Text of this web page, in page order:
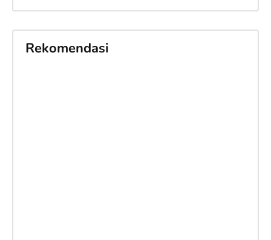
Rekomendasi